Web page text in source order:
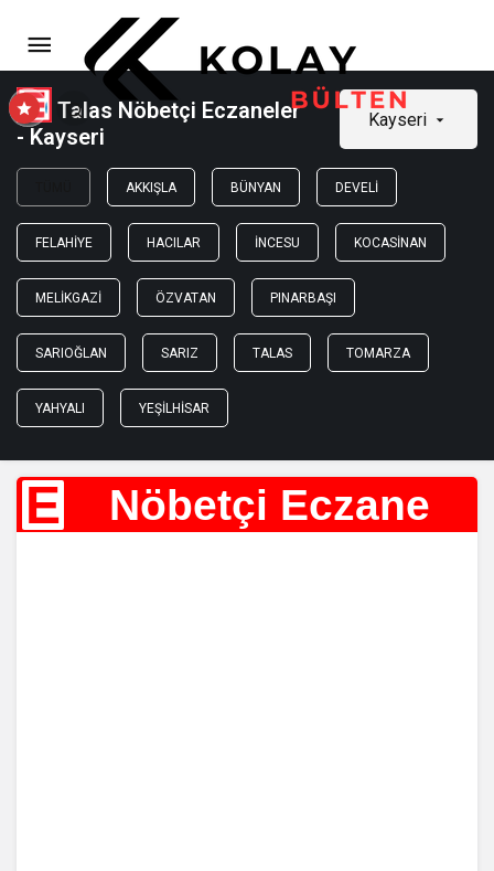
Talas Nöbetçi Eczaneler
- Kayseri
Kayseri
AKKIŞLA BÜNYAN DEVELI
FELAHIYE HACILAR İNCESU KOCASINAN
MELIKGAZI ÖZVATAN PINARBAŞI
SARIOĞLAN SARIZ TALAS TOMARZA
YAHYALI YEŞILHISAR
E Nöbetçi Eczane